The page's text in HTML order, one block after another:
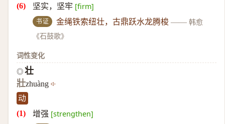
坚实，坚牢 [firm]
书证 金绳铁索纽壮，古鼎跃水龙腾梭 —— 韩愈
《石鼓歌》
词性变化
◎ 壮
壯zhuàng
动
增强 [strengthen]